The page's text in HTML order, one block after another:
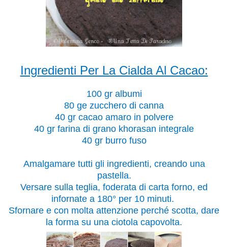
Ingredienti Per La Cialda Al Cacao:
100 gr albumi
80 ge zucchero di canna
40 gr cacao amaro in polvere
40 gr farina di grano khorasan integrale
40 gr burro fuso
Amalgamare tutti gli ingredienti, creando una
pastella.
Versare sulla teglia, foderata di carta forno, ed
infornate a 180° per 10 minuti.
Sfornare e con molta attenzione perché scotta, dare
la forma su una ciotola capovolta.